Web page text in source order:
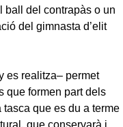
ball del contrapàs o un
del gimnasta d’elit
es realitza– permet
que formen part dels
tasca que es du a terme
que conservarà i